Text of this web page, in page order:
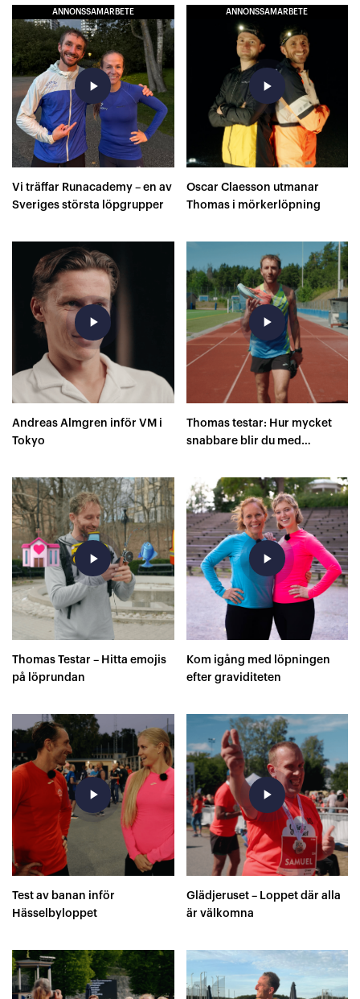
ANNONSSAMARBETE
play_arrow
Vi träffar Runacademy – en av
Sveriges största löpgrupper
ANNONSSAMARBETE
play_arrow
Oscar Claesson utmanar
Thomas i mörkerlöpning
play_arrow
Andreas Almgren inför VM i
Tokyo
play_arrow
Thomas testar: Hur mycket
snabbare blir du med
play_arrow
Thomas Testar – Hitta emojis
på löprundan
play_arrow
Kom igång med löpningen
efter graviditeten
play_arrow
Test av banan inför
Hässelbyloppet
play_arrow
Glädjeruset – Loppet där alla
är välkomna